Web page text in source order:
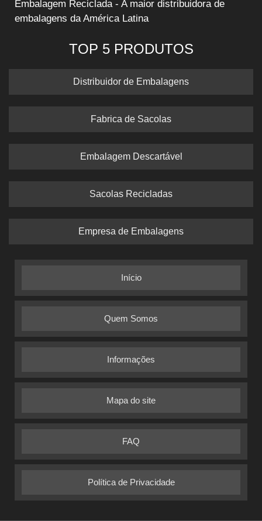
Embalagem Reciclada - A maior distribuidora de
embalagens da América Latina
TOP 5 PRODUTOS
Distribuidor de Embalagens
Fabrica de Sacolas
Embalagem Descartável
Sacolas Recicladas
Empresa de Embalagens
Início
Quem Somos
Informações
Mapa do site
FAQ
Política de Privacidade